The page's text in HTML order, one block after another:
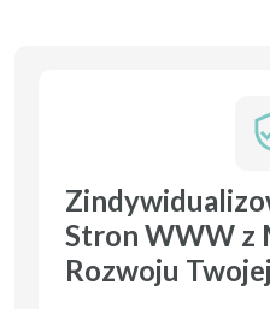
Stron WWW z
Rozwoju